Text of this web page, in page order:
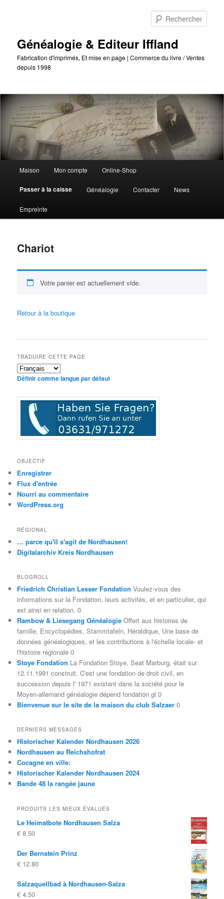
Généalogie & Editeur Iffland
Fabrication d'imprimés, Et mise en page | Commerce du livre / Ventes
depuis 1998
Maison Mon compte Online-Shop
Passer à la caisse Généalogie Contacter News
Empreinte
Chariot
Votre panier est actuellement vide.
Retour à la boutique
TRADUIRE CETTE PAGE
Définir comme langue par défaut
OBJECTIF
Enregistrer
Flux d'entrée
Nourri au commentaire
WordPress.org
RÉGIONAL
… parce qu'il s'agit de Nordhausen!
Digitalarchiv Kreis Nordhausen
BLOGROLL
Friedrich Christian Lesser Fondation Voulez-vous des
informations sur la Fondation, leurs activités, et en particulier, qui
est ainsi en relation. 0
Rambow & Liesegang Généalogie Offert aux histoires de
famille, Encyclopédies, Stammtafeln, Héraldique, Une base de
données généalogiques, et les contributions à l'échelle locale- et
l'histoire régionale 0
Stoye Fondation La Fondation Stoye, Seat Marburg, était sur
12.11.1991 construit. C'est une fondation de droit civil, en
succession depuis l' 1971 existant dans la société pour le
Moyen-allemand généalogie dépend fondation gl 0
Bienvenue sur le site de la maison du club Salzaer 0
DERNIERS MESSAGES
Historischer Kalender Nordhausen 2026
Nordhausen au Reichshofrat
Cocagne en ville:
Historischer Kalender Nordhausen 2024
Bande 48 la rangée jaune
PRODUITS LES MIEUX ÉVALUÉS
Le Heimatbote Nordhausen Salza
€ 8.50
Der Bernstein Prinz
€ 12.80
Salzaquellbad à Nordhausen-Salza
€ 4.50